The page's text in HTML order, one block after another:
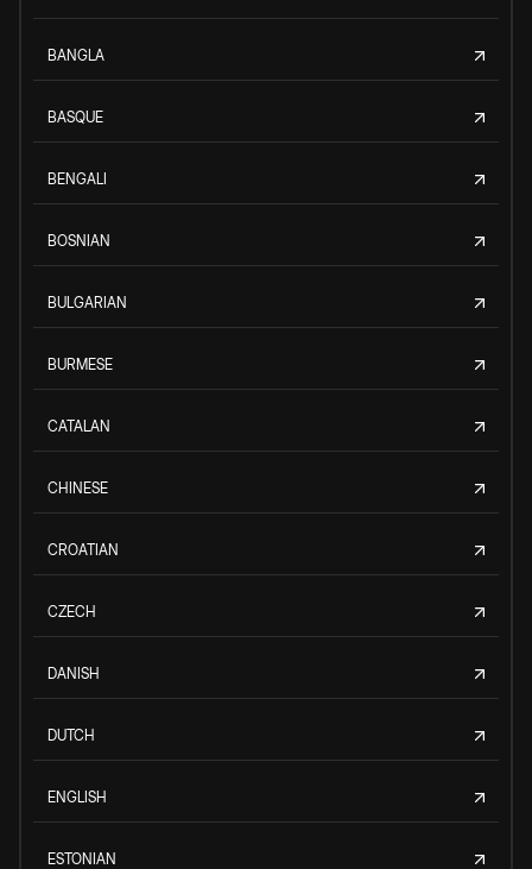
BANGLA
BASQUE
BENGALI
BOSNIAN
BULGARIAN
BURMESE
CATALAN
CHINESE
CROATIAN
CZECH
DANISH
DUTCH
ENGLISH
ESTONIAN